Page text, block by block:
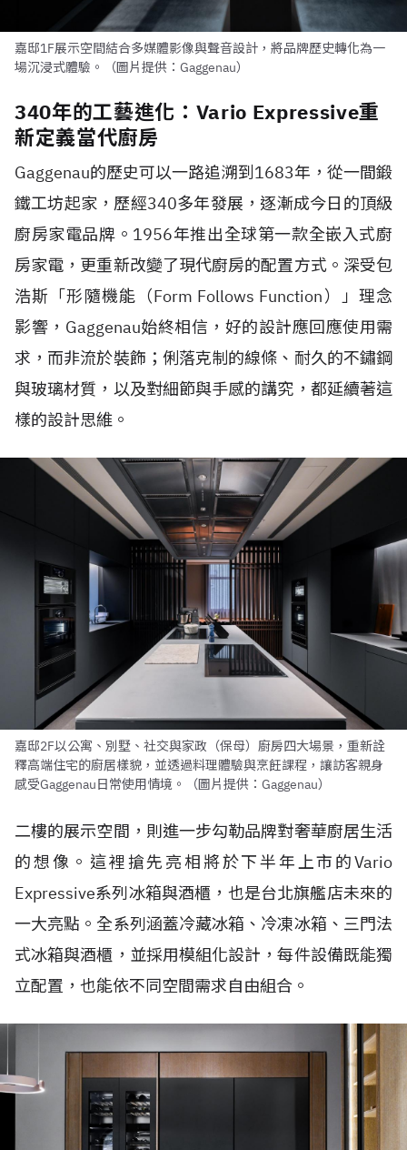
嘉邸1F展示空間結合多媒體影像與聲音設計，將品牌歷史轉化為一
場沉浸式體驗。（圖片提供：Gaggenau）
340年的工藝進化：Vario Expressive重
新定義當代廚房
Gaggenau的歷史可以一路追溯到1683年，從一間鍛
鐵工坊起家，歷經340多年發展，逐漸成今日的頂級
廚房家電品牌。1956年推出全球第一款全嵌入式廚
房家電，更重新改變了現代廚房的配置方式。深受包
浩斯「形隨機能（Form Follows Function）」理念
影響，Gaggenau始終相信，好的設計應回應使用需
求，而非流於裝飾；俐落克制的線條、耐久的不鏽鋼
與玻璃材質，以及對細節與手感的講究，都延續著這
樣的設計思維。
嘉邸2F以公寓、別墅、社交與家政（保母）廚房四大場景，重新詮
釋高端住宅的廚居樣貌，並透過料理體驗與烹飪課程，讓訪客親身
感受Gaggenau日常使用情境。（圖片提供：Gaggenau）
二樓的展示空間，則進一步勾勒品牌對奢華廚居生活
的想像。這裡搶先亮相將於下半年上市的Vario
Expressive系列冰箱與酒櫃，也是台北旗艦店未來的
一大亮點。全系列涵蓋冷藏冰箱、冷凍冰箱、三門法
式冰箱與酒櫃，並採用模組化設計，每件設備既能獨
立配置，也能依不同空間需求自由組合。